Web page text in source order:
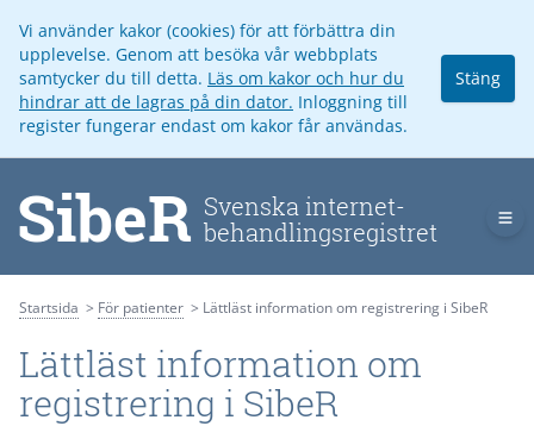
Vi använder kakor (cookies) för att förbättra din
upplevelse. Genom att besöka vår webbplats
samtycker du till detta. Läs om kakor och hur du
hindrar att de lagras på din dator. Inloggning till
register fungerar endast om kakor får användas.
Stäng
Startsida För patienter Lättläst information om registrering i SibeR
Lättläst information om
registrering i SibeR